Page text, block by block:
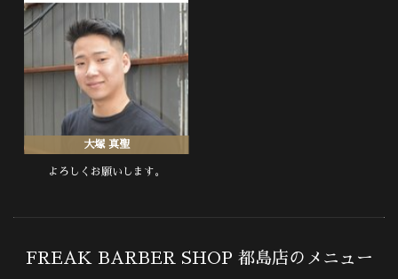
大塚 真聖
よろしくお願いします。
FREAK BARBER SHOP 都島店のメニュー